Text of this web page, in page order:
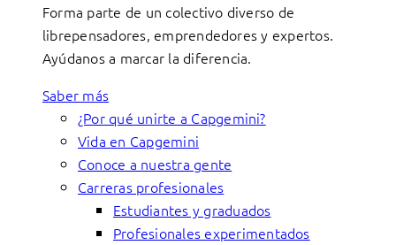
Forma parte de un colectivo diverso de
librepensadores, emprendedores y expertos.
Ayúdanos a marcar la diferencia.
Saber más
¿Por qué unirte a Capgemini?
Vida en Capgemini
Conoce a nuestra gente
Carreras profesionales
Estudiantes y graduados
Profesionales experimentados